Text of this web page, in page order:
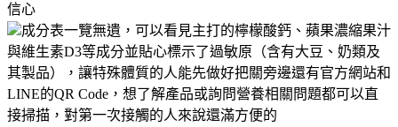
信心
成分表一覽無遺，可以看見主打的檸檬酸鈣、蘋果濃縮果汁
與維生素D3等成分並貼心標示了過敏原（含有大豆、奶類及
其製品），讓特殊體質的人能先做好把關旁邊還有官方網站和
LINE的QR Code，想了解產品或詢問營養相關問題都可以直
接掃描，對第一次接觸的人來說還滿方便的